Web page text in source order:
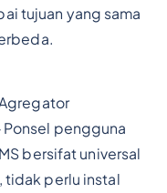
tujuan yang sama
Ponsel pengguna
bersifat universal
perlu instal